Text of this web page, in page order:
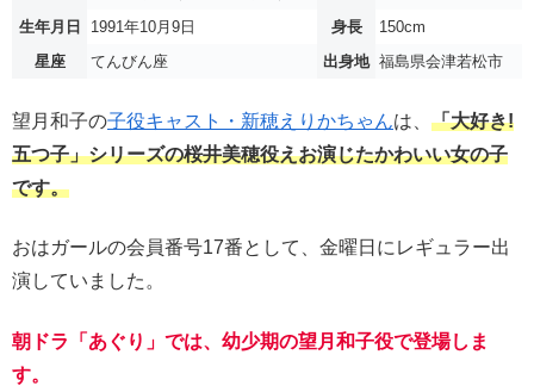
生年月日
1991年10月9日 身長
150cm
星座
てんびん座 出身地 福島県会津若松市
望月和子の子役キャスト・新穂えりかちゃんは、 「大好き!
五つ子」シリーズの桜井美穂役えお演じたかわいい女の子
です。
おはガールの会員番号17番として、金曜日にレギュラー出
演していました。
朝ドラ「あぐり」では、幼少期の望月和子役で登場しま
す。